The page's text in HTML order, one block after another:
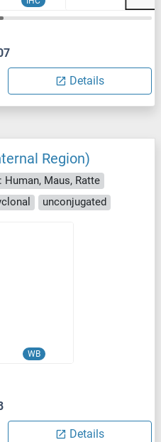
Details
Region)
Human, Maus, Ratte
unconjugated
WB
Details